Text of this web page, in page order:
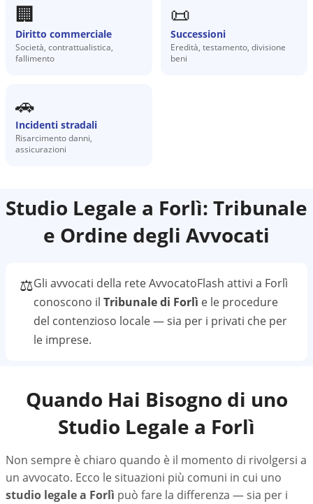
🏢
Diritto commerciale
Società, contrattualistica,
fallimento
📜
Successioni
Eredità, testamento, divisione
beni
🚗
Incidenti stradali
Risarcimento danni,
assicurazioni
Studio Legale a Forlì: Tribunale
e Ordine degli Avvocati
⚖️Gli avvocati della rete AvvocatoFlash attivi a Forlì
conoscono il Tribunale di Forlì e le procedure
del contenzioso locale — sia per i privati che per
le imprese.
Quando Hai Bisogno di uno
Studio Legale a Forlì
Non sempre è chiaro quando è il momento di rivolgersi a
un avvocato. Ecco le situazioni più comuni in cui uno
studio legale a Forlì può fare la differenza — sia per i